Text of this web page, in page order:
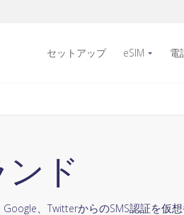
セットアップ eSIM 電
ド
、TwitterからのSMS認証を仮